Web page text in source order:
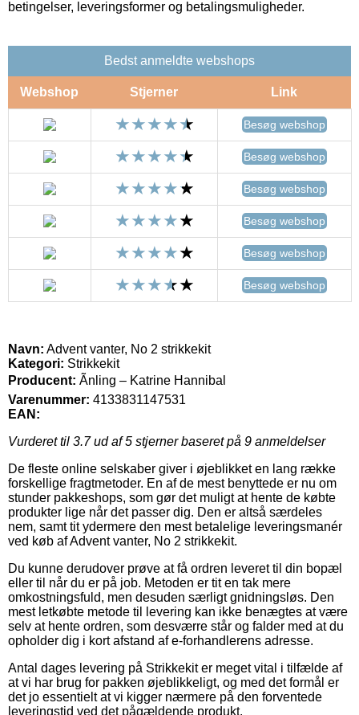
betingelser, leveringsformer og betalingsmuligheder.
Bedst anmeldte webshops
Webshop Stjerner Link
Besøg webshop
Besøg webshop
Besøg webshop
Besøg webshop
Besøg webshop
Besøg webshop
Navn: Advent vanter, No 2 strikkekit
Kategori: Strikkekit
Producent: Ãnling – Katrine Hannibal
Varenummer: 4133831147531
EAN:
Vurderet til 3.7ud af 5 stjerner baseret på 9 anmeldelser
De fleste online selskaber giver i øjeblikket en lang række
forskellige fragtmetoder. En af de mest benyttede er nu om
stunder pakkeshops, som gør det muligt at hente de købte
produkter lige når det passer dig. Den er altså særdeles
nem, samt tit ydermere den mest betalelige leveringsmanér
ved køb af Advent vanter, No 2 strikkekit.
Du kunne derudover prøve at få ordren leveret til din bopæl
eller til når du er på job. Metoden er tit en tak mere
omkostningsfuld, men desuden særligt gnidningsløs. Den
mest letkøbte metode til levering kan ikke benægtes at være
selv at hente ordren, som desværre står og falder med at du
opholder dig i kort afstand af e-forhandlerens adresse.
Antal dages levering på Strikkekit er meget vital i tilfælde af
at vi har brug for pakken øjeblikkeligt, og med det formål er
det jo essentielt at vi kigger nærmere på den forventede
leveringstid ved det pågældende produkt.